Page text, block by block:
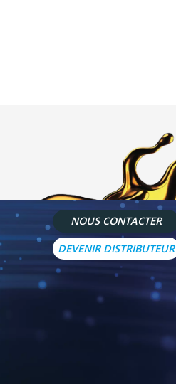
NOUS CONTACTER
DEVENIR DISTRIBUTEUR